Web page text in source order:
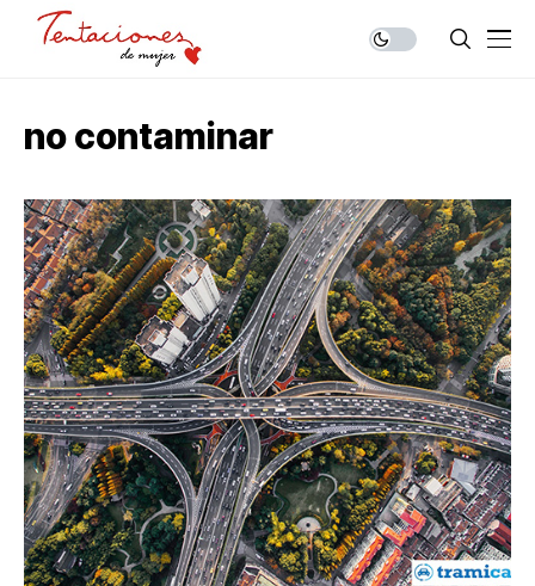
no contaminar